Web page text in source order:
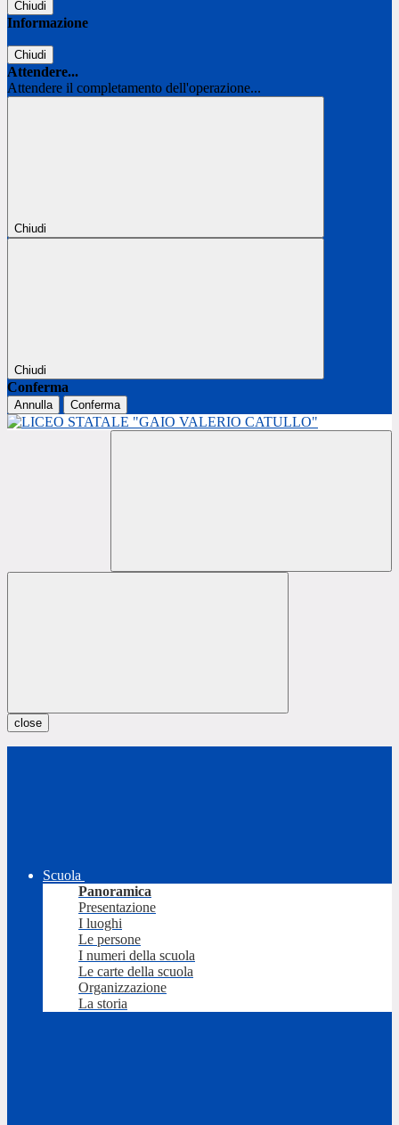
Chiudi
Informazione
Chiudi
Attendere...
Attendere il completamento dell'operazione...
Chiudi
Chiudi
Conferma
Annulla Conferma
close
Scuola
Panoramica
Presentazione
I luoghi
Le persone
I numeri della scuola
Le carte della scuola
Organizzazione
La storia